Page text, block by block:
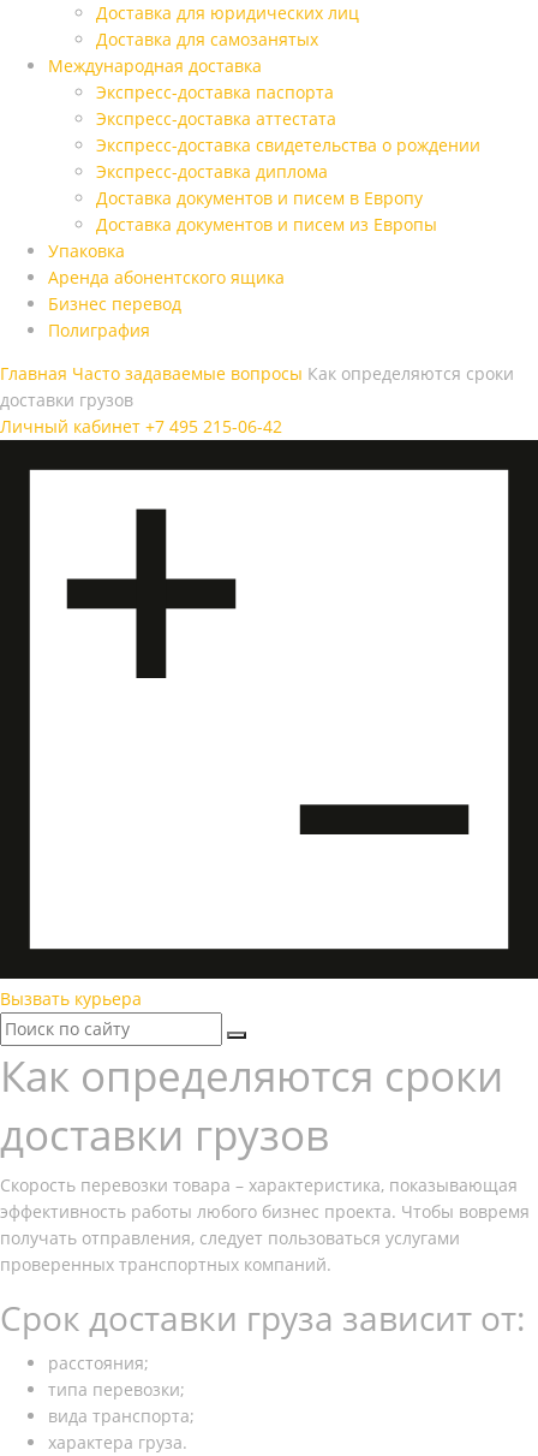
Доставка для юридических лиц
Доставка для самозанятых
Международная доставка
Экспресс-доставка паспорта
Экспресс-доставка аттестата
Экспресс-доставка свидетельства о рождении
Экспресс-доставка диплома
Доставка документов и писем в Европу
Доставка документов и писем из Европы
Упаковка
Аренда абонентского ящика
Бизнес перевод
Полиграфия
Главная Часто задаваемые вопросы Как определяются сроки
доставки грузов
Личный кабинет +7 495 215-06-42
Вызвать курьера
Как определяются сроки
доставки грузов
Скорость перевозки товара – характеристика, показывающая
эффективность работы любого бизнес проекта. Чтобы вовремя
получать отправления, следует пользоваться услугами
проверенных транспортных компаний.
Срок доставки груза зависит от:
расстояния;
типа перевозки;
вида транспорта;
характера груза.